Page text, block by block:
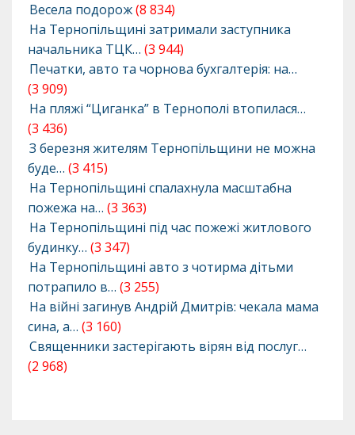
Весела подорож(8 834)
На Тернопільщині затримали заступника
начальника ТЦК… (3 944)
Печатки, авто та чорнова бухгалтерія: на…
(3 909)
На пляжі “Циганка” в Тернополі втопилася…
(3 436)
З березня жителям Тернопільщини не можна
буде… (3 415)
На Тернопільщині спалахнула масштабна
пожежа на… (3 363)
На Тернопільщині під час пожежі житлового
будинку… (3 347)
На Тернопільщині авто з чотирма дітьми
потрапило в… (3 255)
На війні загинув Андрій Дмитрів: чекала мама
сина, а… (3 160)
Священники застерігають вірян від послуг…
(2 968)